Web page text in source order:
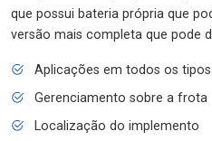
que possui bateria própria que
versão mais completa que pode
Aplicações em todos os
Gerenciamento sobre a frota
Localização do implemento